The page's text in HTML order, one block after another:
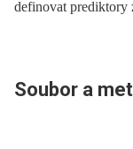
definovat prediktory
Soubor a